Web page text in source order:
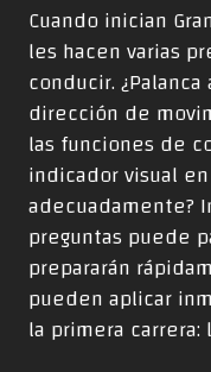
Cuando inician
les hacen varias
conducir.
dirección de
las funciones de
indicador visual
adecuadamente?
preguntas puede
prepararán
pueden aplicar
la primera carrera: